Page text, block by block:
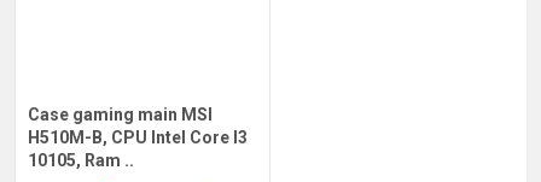
Case gaming main MSI
H510M-B, CPU Intel Core I3
10105, Ram ..